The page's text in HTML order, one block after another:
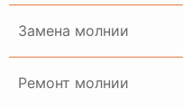
Замена молнии
Ремонт молнии